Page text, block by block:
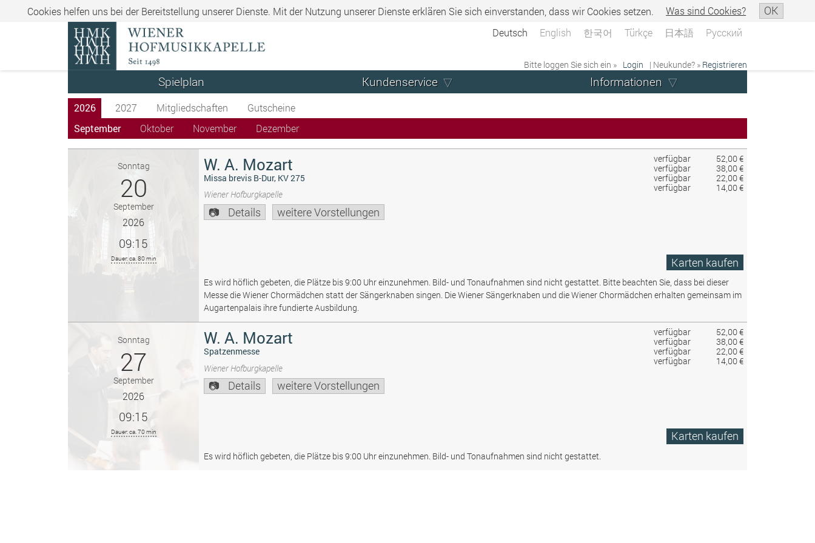
Cookies helfen uns bei der Bereitstellung unserer Dienste. Mit der Nutzung unserer Dienste erklären Sie sich einverstanden, dass wir Cookies setzen. Was sind Cookies? OK
Deutsch English 한국어 Türkçe 日本語 Русский
Bitte loggen Sie sich ein » Login | Neukunde? » Registrieren
Spielplan Kundenservice Informationen
2026 2027 Mitgliedschaften
Gutscheine
September
Oktober November Dezember
verfügbar
52,00 €
verfügbar
38,00 €
verfügbar
22,00 €
verfügbar
14,00 €
Sonntag
20
September
2026
09:15
Dauer: ca. 80 min
W. A. Mozart
Missa brevis B-Dur, KV 275
Wiener Hofburgkapelle
Details weitere Vorstellungen
Karten kaufen
Es wird höflich gebeten, die Plätze bis 9:00 Uhr einzunehmen. Bild- und Tonaufnahmen sind nicht gestattet. Bitte beachten Sie, dass bei dieser
Messe die Wiener Chormädchen statt der Sängerknaben singen. Die Wiener Sängerknaben und die Wiener Chormädchen erhalten gemeinsam im
Augartenpalais ihre fundierte Ausbildung.
verfügbar
52,00 €
verfügbar
38,00 €
verfügbar
22,00 €
verfügbar
14,00 €
Sonntag
27
September
2026
09:15
Dauer: ca. 70 min
W. A. Mozart
Spatzenmesse
Wiener Hofburgkapelle
Details weitere Vorstellungen
Karten kaufen
Es wird höflich gebeten, die Plätze bis 9:00 Uhr einzunehmen. Bild- und Tonaufnahmen sind nicht gestattet.